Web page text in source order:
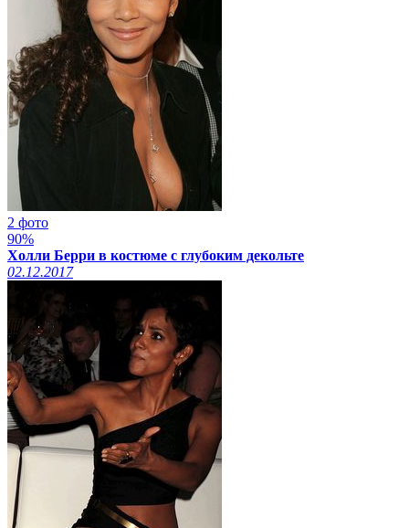
2 фото
90%
Холли Берри в костюме с глубоким декольте
02.12.2017